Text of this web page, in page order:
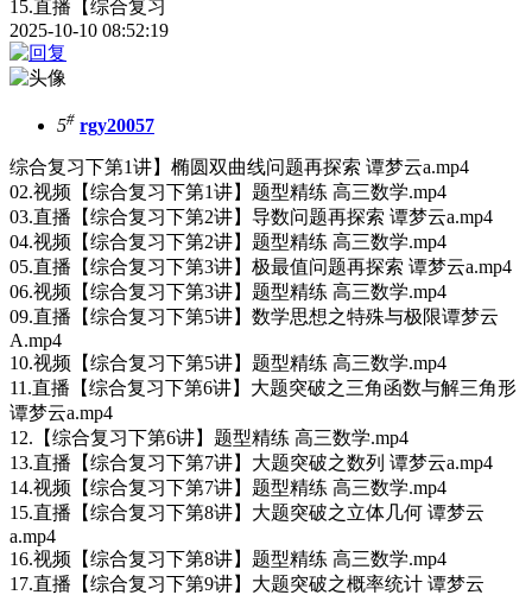
15.直播【综合复习
2025-10-10 08:52:19
5# rgy20057
综合复习下第1讲】椭圆双曲线问题再探索 谭梦云a.mp4
02.视频【综合复习下第1讲】题型精练 高三数学.mp4
03.直播【综合复习下第2讲】导数问题再探索 谭梦云a.mp4
04.视频【综合复习下第2讲】题型精练 高三数学.mp4
05.直播【综合复习下第3讲】极最值问题再探索 谭梦云a.mp4
06.视频【综合复习下第3讲】题型精练 高三数学.mp4
09.直播【综合复习下第5讲】数学思想之特殊与极限谭梦云
A.mp4
10.视频【综合复习下第5讲】题型精练 高三数学.mp4
11.直播【综合复习下第6讲】大题突破之三角函数与解三角形
谭梦云a.mp4
12.【综合复习下第6讲】题型精练 高三数学.mp4
13.直播【综合复习下第7讲】大题突破之数列 谭梦云a.mp4
14.视频【综合复习下第7讲】题型精练 高三数学.mp4
15.直播【综合复习下第8讲】大题突破之立体几何 谭梦云
a.mp4
16.视频【综合复习下第8讲】题型精练 高三数学.mp4
17.直播【综合复习下第9讲】大题突破之概率统计 谭梦云